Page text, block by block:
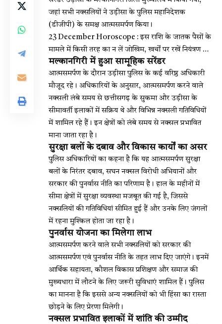
जहां सभी नक्सलियों ने उड़ीसा के पुलिस महानिदेशक
(डीजीपी) के समक्ष आत्मसमर्पण किया।
23 December Horoscope : इस राशि के जातक पैसों के
मामले में किसी तरह का न लें जोखिम, खर्चों पर रखें नियंत्रण …
मल्कानगिरी में हुआ सामूहिक सरेंडर
आत्मसमर्पण के दौरान उड़ीसा पुलिस के कई वरिष्ठ अधिकारी
मौजूद रहे। अधिकारियों के अनुसार, आत्मसमर्पण करने वाले
नक्सली लंबे समय से छत्तीसगढ़ के सुकमा और उड़ीसा के
सीमावर्ती इलाकों में सक्रिय थे और विभिन्न नक्सली गतिविधियों
में शामिल रहे हैं। इन क्षेत्रों को लंबे समय से नक्सल प्रभावित
माना जाता रहा है।
सुरक्षा बलों के दबाव और विकास कार्यों का असर
पुलिस अधिकारियों का कहना है कि यह आत्मसमर्पण सुरक्षा
बलों के निरंतर दबाव, सघन नक्सल विरोधी अभियानों और
सरकार की पुनर्वास नीति का परिणाम है। हाल के महीनों में
सीमा क्षेत्रों में सुरक्षा व्यवस्था मजबूत की गई है, जिससे
नक्सलियों की गतिविधियां सीमित हुई हैं और उनके लिए जंगलों
में रहना मुश्किल होता जा रहा है।
पुनर्वास योजना का मिलेगा लाभ
आत्मसमर्पण करने वाले सभी नक्सलियों को सरकार की
आत्मसमर्पण एवं पुनर्वास नीति के तहत लाभ दिए जाएंगे। इनमें
आर्थिक सहायता, कौशल विकास प्रशिक्षण और समाज की
मुख्यधारा में लौटने के लिए जरूरी सुविधाएं शामिल हैं। पुलिस
का मानना है कि इससे अन्य नक्सलियों को भी हिंसा का रास्ता
छोड़ने के लिए प्रेरणा मिलेगी।
नक्सल प्रभावित इलाकों में शांति की उम्मीद